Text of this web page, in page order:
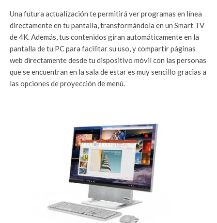
Una futura actualización te permitirá ver programas en línea
directamente en tu pantalla, transformándola en un Smart TV
de 4K. Además, tus contenidos giran automáticamente en la
pantalla de tu PC para facilitar su uso, y compartir páginas
web directamente desde tu dispositivo móvil con las personas
que se encuentran en la sala de estar es muy sencillo gracias a
las opciones de proyección de menú.